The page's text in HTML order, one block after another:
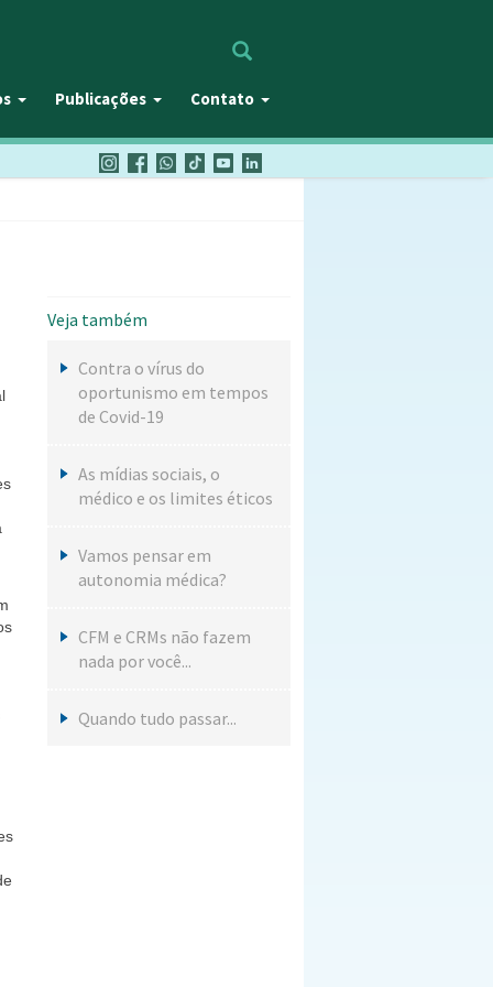
Publicações Contato
Veja também
Contra o vírus do
oportunismo em tempos
de Covid-19
As mídias sociais, o
médico e os limites éticos
Vamos pensar em
autonomia médica?
CFM e CRMs não fazem
nada por você...
Quando tudo passar...